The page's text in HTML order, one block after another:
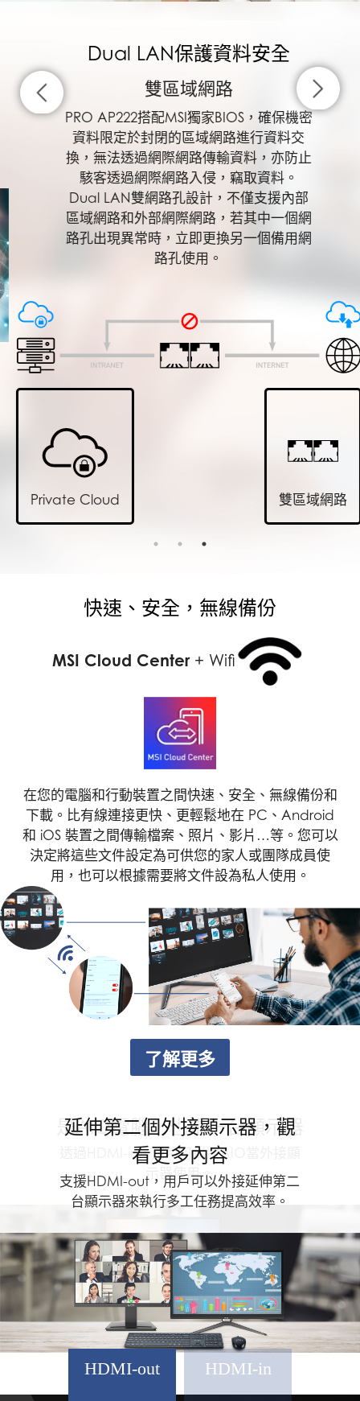
Dual LAN保護資料安全
雙區域網路
PRO AP222搭配MSI獨家BIOS，確保機密
資料限定於封閉的區域網路進行資料交
換，無法透過網際網路傳輸資料，亦防止
駭客透過網際網路入侵，竊取資料。
Dual LAN雙網路孔設計，不僅支援內部
區域網路和外部網際網路，若其中一個網
路孔出現異常時，立即更換另一個備用網
路孔使用。
Private Cloud 雙區域網路
快速、安全，無線備份
MSI Cloud Center + Wifi
在您的電腦和行動裝置之間快速、安全、無線備份和
下載。比有線連接更快、更輕鬆地在 PC、Android
和 iOS 裝置之間傳輸檔案、照片、影片…等。您可以
決定將這些文件設定為可供您的家人或團隊成員使
用，也可以根據需要將文件設為私人使用。
了解更多
延伸第二個外接顯示器，觀
看更多內容
支援HDMI-out，用戶可以外接延伸第二
台顯示器來執行多工任務提高效率。
是AIO電腦，也是一台顯示器
透過HDMI-in，用戶可以將AIO當外接顯
示器使用。